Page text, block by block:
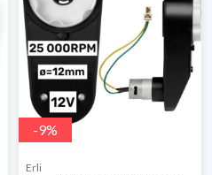
-9%
Erli